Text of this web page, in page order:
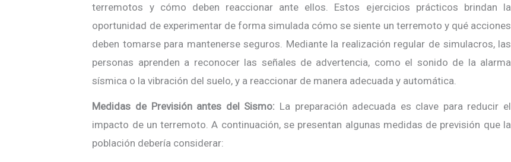
terremotos y cómo deben reaccionar ante ellos. Estos ejercicios prácticos brindan la
oportunidad de experimentar de forma simulada cómo se siente un terremoto y qué acciones
deben tomarse para mantenerse seguros. Mediante la realización regular de simulacros, las
personas aprenden a reconocer las señales de advertencia, como el sonido de la alarma
sísmica o la vibración del suelo, y a reaccionar de manera adecuada y automática.
Medidas de Previsión antes del Sismo: La preparación adecuada es clave para reducir el
impacto de un terremoto. A continuación, se presentan algunas medidas de previsión que la
población debería considerar: